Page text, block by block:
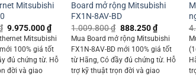
Mitsubishi
Original
price
was:
11.340.000 ₫.
9.975.000₫Current
price
is:
9.975.000 ₫.
Mitsubishi
100% giá tốt
đủ chứng từ. Hỗ
đời và giao
Board mở rộng Mitsubishi
FX1N-8AV-BD
1.009.800₫ Original
price
was:
1.009.800 ₫.
888.250₫Current
price
is:
888.250 ₫.
Mua Board mở rộng Mitsubishi
FX1N-8AV-BD mới 100% giá tốt
từ Hãng, Có đầy đủ chứng từ. Hỗ
trợ kỹ thuật trọn đời và giao